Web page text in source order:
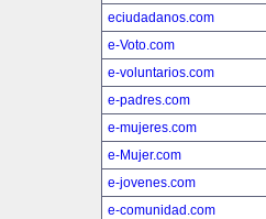
eciudadanos.com
e-Voto.com
e-voluntarios.com
e-padres.com
e-mujeres.com
e-Mujer.com
e-jovenes.com
e-comunidad.com